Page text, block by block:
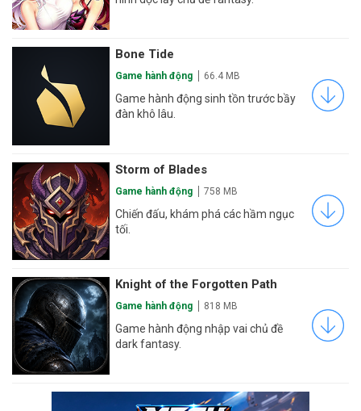
Bone Tide
Game hành động 66.4 MB
Game hành động sinh tồn trước bầy
đàn khô lâu.
Storm of Blades
Game hành động 758 MB
Chiến đấu, khám phá các hầm ngục
tối.
Knight of the Forgotten Path
Game hành động 818 MB
Game hành động nhập vai chủ đề
dark fantasy.